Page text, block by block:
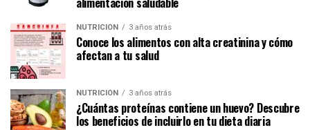
NUTRICIÓN 3 años atrás
Conoce los alimentos con alta creatinina y cómo
afectan a tu salud
NUTRICIÓN 3 años atrás
¿Cuántas proteínas contiene un huevo? Descubre
los beneficios de incluirlo en tu dieta diaria